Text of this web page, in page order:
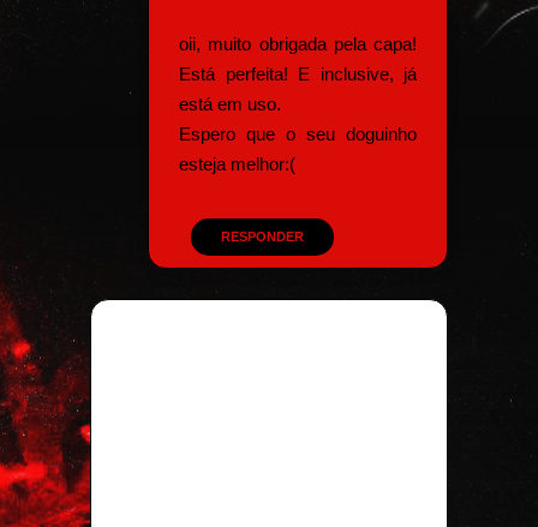
oii, muito obrigada pela capa!
Está perfeita! E inclusive, já
está em uso.
Espero que o seu doguinho
esteja melhor:(
RESPONDER